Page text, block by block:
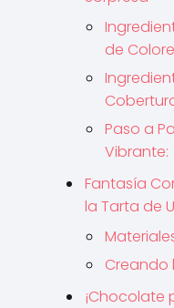
de
Paso a
Vibrante:
Fantasía
la Tarta de
Creando
¡Chocolate